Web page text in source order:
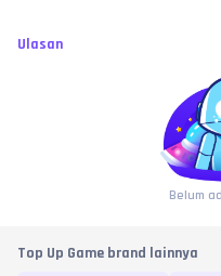
Ulasan
Belum
Top Up Game brand lainnya